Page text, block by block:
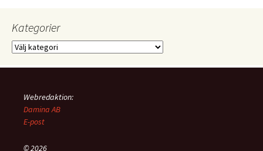
Kategorier
Kategorier
Webredaktion:
Damina AB
E-post
© 2026